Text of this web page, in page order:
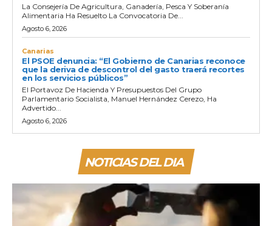
La Consejería De Agricultura, Ganadería, Pesca Y Soberanía
Alimentaria Ha Resuelto La Convocatoria De...
Agosto 6, 2026
Canarias
El PSOE denuncia: “El Gobierno de Canarias reconoce
que la deriva de descontrol del gasto traerá recortes
en los servicios públicos”
El Portavoz De Hacienda Y Presupuestos Del Grupo
Parlamentario Socialista, Manuel Hernández Cerezo, Ha
Advertido...
Agosto 6, 2026
NOTICIAS DEL DIA